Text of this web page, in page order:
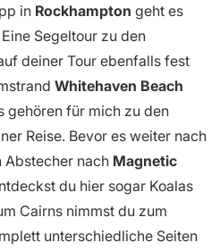
in Rockhampton geht es
Eine Segeltour zu den
deiner Tour ebenfalls fest
Whitehaven Beach
gehören für mich zu den
Reise. Bevor es weiter nach
Abstecher nach Magnetic
du hier sogar Koalas
Cairns nimmst du zum
unterschiedliche Seiten